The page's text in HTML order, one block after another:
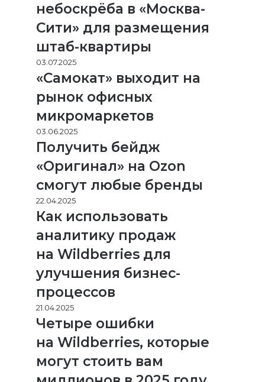
небоскрёба в «Москва-
Сити» для размещения
штаб-квартиры
03.07.2025
«Самокат» выходит на
рынок офисных
микромаркетов
03.06.2025
Получить бейдж
«Оригинал» на Ozon
смогут любые бренды
22.04.2025
Как использовать
аналитику продаж
на Wildberries для
улучшения бизнес-
процессов
21.04.2025
Четыре ошибки
на Wildberries, которые
могут стоить вам